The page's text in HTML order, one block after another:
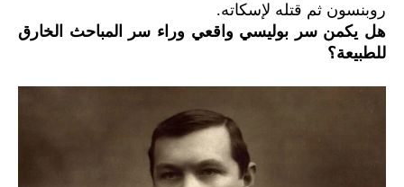
روبنسون ثم قتله لإسكاته.
هل يكمن سر بوليسي واقعي وراء سر المباحث الخارق
للطبيعة؟